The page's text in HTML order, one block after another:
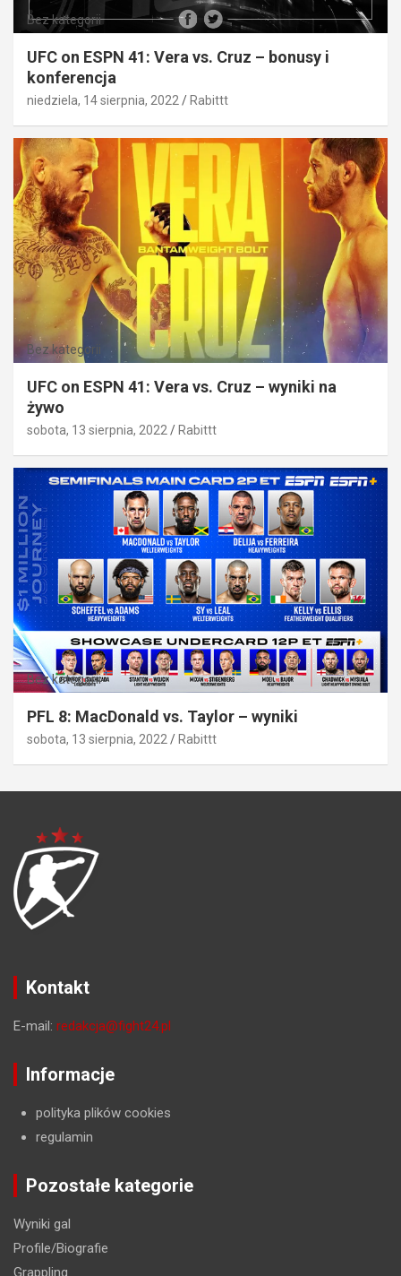
Bez kategorii
UFC on ESPN 41: Vera vs. Cruz – bonusy i
konferencja
niedziela, 14 sierpnia, 2022 Rabittt
Bez kategorii
UFC on ESPN 41: Vera vs. Cruz – wyniki na
żywo
sobota, 13 sierpnia, 2022 Rabittt
Bez kategorii
PFL 8: MacDonald vs. Taylor – wyniki
sobota, 13 sierpnia, 2022 Rabittt
Kontakt
E-mail: redakcja@fight24.pl
Informacje
polityka plików cookies
regulamin
Pozostałe kategorie
Wyniki gal
Profile/Biografie
Grappling